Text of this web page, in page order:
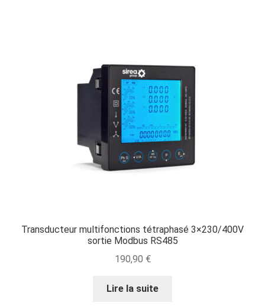
Transducteur multifonctions tétraphasé 3×230/400V
sortie Modbus RS485
190,90 €
Lire la suite